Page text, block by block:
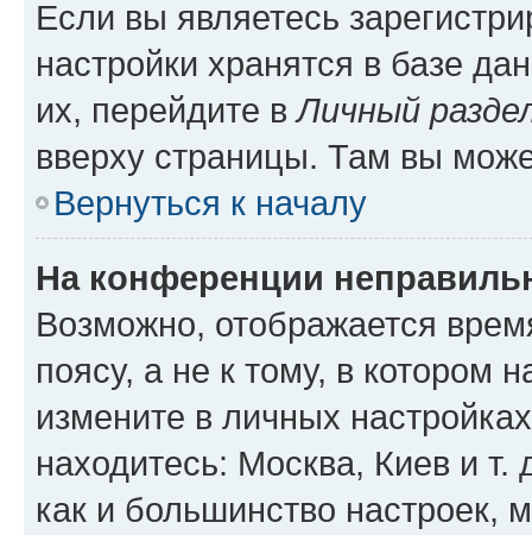
Если вы являетесь
настройки хранятся в базе
их, перейдите вЛичный
вверху страницы. Там вы
Вернуться к началу
На конференции
Возможно, отображается
поясу, а не к тому, в котором
измените в личных
находитесь: Москва, Киев и т.
как и большинство настроек,